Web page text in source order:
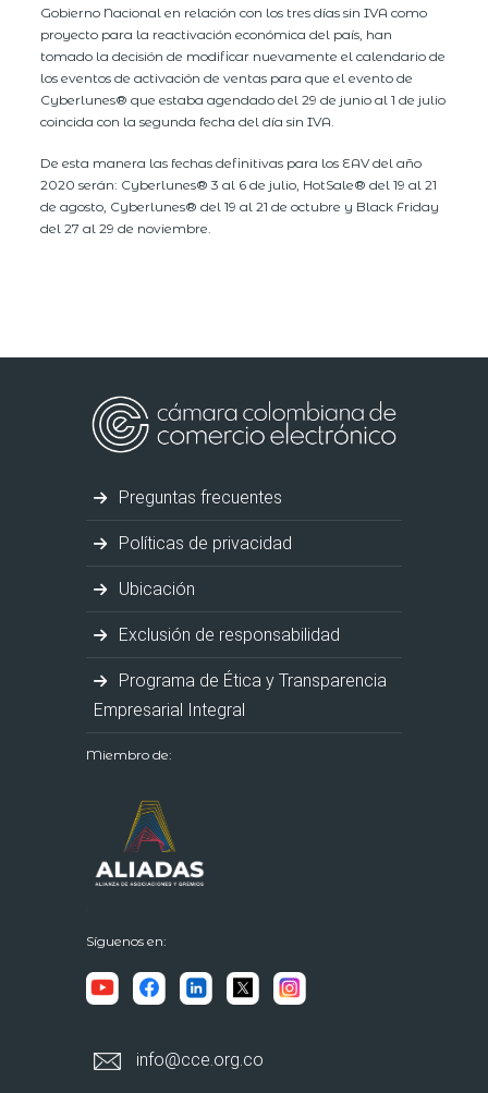
Gobierno Nacional en relación con los tres días sin IVA como
proyecto para la reactivación económica del país, han
tomado la decisión de modificar nuevamente el calendario de
los eventos de activación de ventas para que el evento de
Cyberlunes® que estaba agendado del 29 de junio al 1 de julio
coincida con la segunda fecha del día sin IVA.
De esta manera las fechas definitivas para los EAV del año
2020 serán: Cyberlunes® 3 al 6 de julio, HotSale® del 19 al 21
de agosto, Cyberlunes® del 19 al 21 de octubre y Black Friday
del 27 al 29 de noviembre.
Preguntas frecuentes
Políticas de privacidad
Ubicación
Exclusión de responsabilidad
Programa de Ética y Transparencia
Empresarial Integral
Miembro de:
Síguenos en:
info@cce.org.co